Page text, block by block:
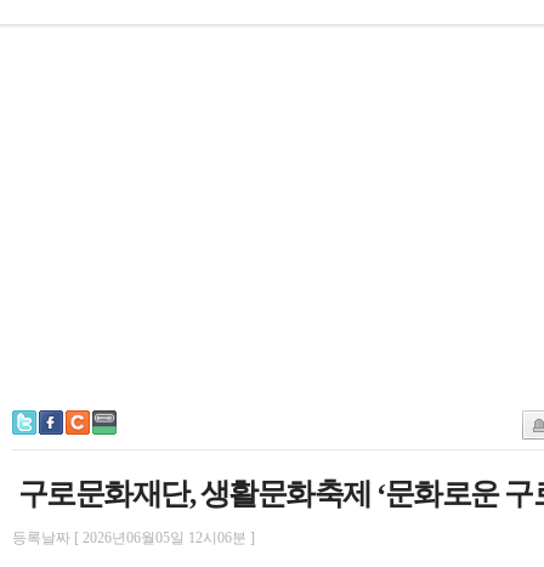
구로문화재단, 생활문화축제 ‘문화로운
등록날짜 [ 2026년06월05일 12시06분 ]